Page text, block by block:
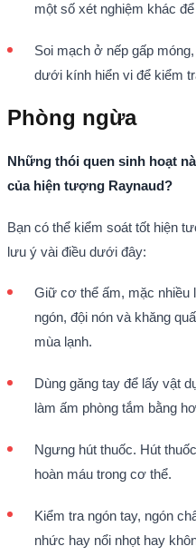
một số xét nghiệm khác
Soi mạch ở nếp gấp
dưới kính hiển vi để kiểm
Phòng ngừa
Những thói quen sinh hoạt
của hiện tượng Raynaud?
Bạn có thể kiểm soát tốt hiện
lưu ý vài điều dưới đây:
Giữ cơ thể ấm, mặc nhiều
ngón, đội nón và khăng
mùa lạnh.
Dùng găng tay để lấy vật
làm ấm phòng tắm bằng
Ngưng hút thuốc. Hút
hoàn máu trong cơ thể.
Kiểm tra ngón tay, ngón
nhức hay nổi nhọt hay